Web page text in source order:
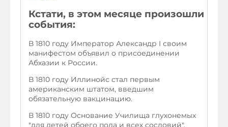
Кстати, в этом месяце произошли
события:
В 1810 году Император Александр I своим
манифестом объявил о присоединении
Абхазии к России.
В 1810 году Иллинойс стал первым
американским штатом, введшим
обязательную вакцинацию.
В 1810 году Оcнование Училища глухонемых
"для детей обоего пола и всех сословий".